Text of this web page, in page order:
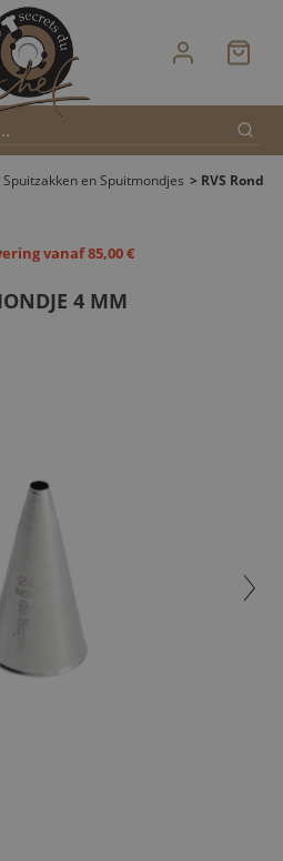
Spuitzakken en Spuitmondjes > RVS Rond
vanaf 85,00 €
4 MM